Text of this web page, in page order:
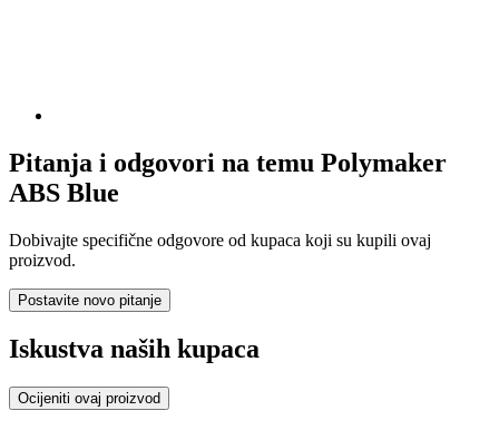
Pitanja i odgovori na temu Polymaker
ABS Blue
Dobivajte specifične odgovore od kupaca koji su kupili ovaj
proizvod.
Postavite novo pitanje
Iskustva naših kupaca
Ocijeniti ovaj proizvod